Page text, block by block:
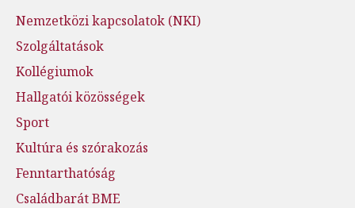
Nemzetközi kapcsolatok (NKI)
Szolgáltatások
Kollégiumok
Hallgatói közösségek
Sport
Kultúra és szórakozás
Fenntarthatóság
Családbarát BME